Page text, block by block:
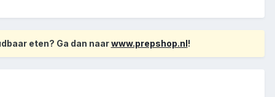
eten? Ga dan naarwww.prepshop.nl!